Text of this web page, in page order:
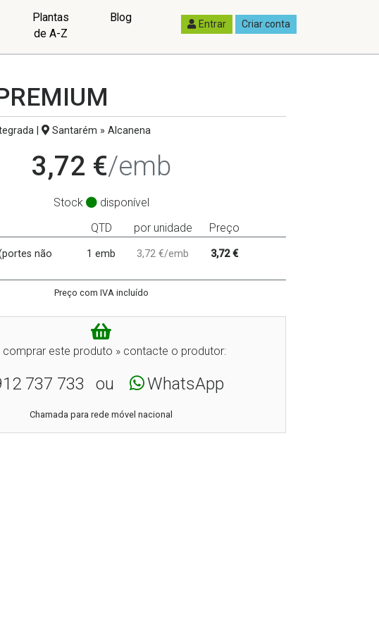
Plantas
de A-Z
Blog Entrar Criar conta
| Santarém » Alcanena
3,72 €/emb
Stock
disponível
QTD por unidade Preço
não
1 emb 3,72 €/emb 3,72 €
Preço com IVA incluído
comprar este produto » contacte o produtor:
737 733 ou WhatsApp
Chamada para rede móvel nacional